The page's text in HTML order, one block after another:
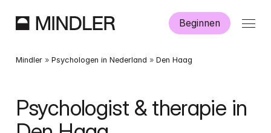
Beginnen
Hoe werkt Mindler?
Informatie
Mindler » Psychologen in Nederland » Den Haag
Psychologist & therapie in